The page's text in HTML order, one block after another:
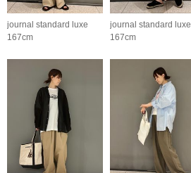
journal standard luxe
167cm
journal standard luxe
167cm